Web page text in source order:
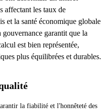
affectant les taux de
et la santé économique globale
garantit que la
est bien représentée,
plus équilibrées et durables.
la fiabilité et l'honnêteté des